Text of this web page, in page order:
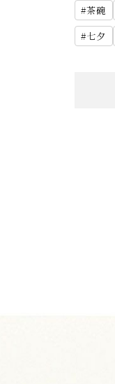
茶碗
七夕